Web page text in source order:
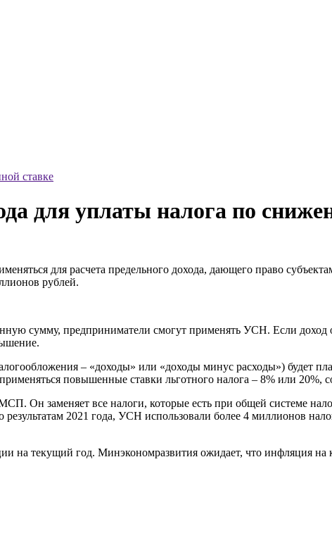
ставке
для уплаты налога по
для расчета предельного дохода, дающего право
рублей.
сумму, предприниматели смогут применять УСН. Если доход
– «доходы» или «доходы минус расходы») будет
повышенные ставки льготного налога – 8% или 20%,
Он заменяет все налоги, которые есть при общей системе
2021 года, УСН использовали более 4 миллионов
на текущий год. Минэкономразвития ожидает, что инфляция на